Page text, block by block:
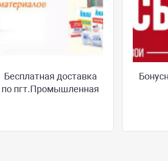
Бесплатная доставка
по пгт.Промышленная